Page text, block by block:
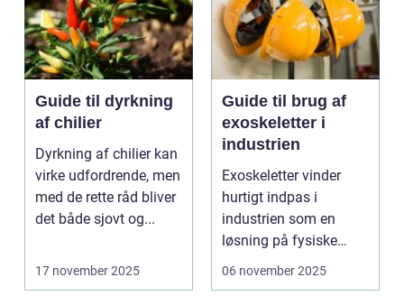
Guide til dyrkning
af chilier
Dyrkning af chilier kan
virke udfordrende, men
med de rette råd bliver
det både sjovt og...
17 november 2025
Guide til brug af
exoskeletter i
industrien
Exoskeletter vinder
hurtigt indpas i
industrien som en
løsning på fysiske
belastninger ...
06 november 2025